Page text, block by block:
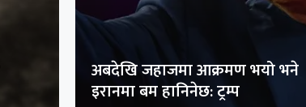
अबदेखि जहाजमा आक्रमण भयो भने
इरानमा बम हानिनेछ: ट्रम्प